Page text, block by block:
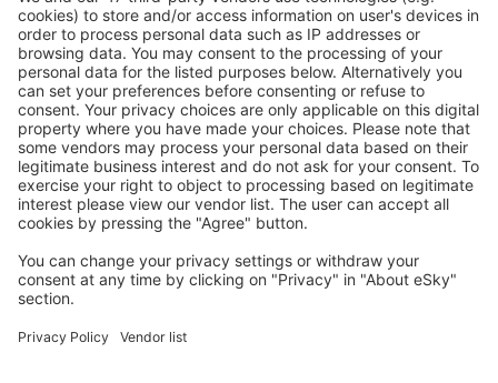
Descarcă aplicația noastrăși organizează-ţi
convenabil călătoriile
Planifică-ți călătoria
Bilete de avion